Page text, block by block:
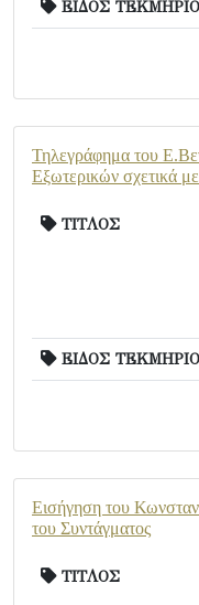
ΕΙΔΟΣ
Τηλεγράφημα του
Εξωτερικών σχετικά
ΤΙΤΛΟΣ
ΕΙΔΟΣ
Εισήγηση του
του Συντάγματος
ΤΙΤΛΟΣ